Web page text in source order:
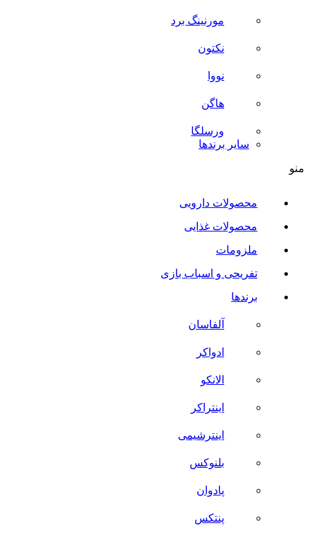
مورنینگ برد
نکتون
نووا
هاگن
ورسلگا
سایر برند‌ها
منو
محصولات دارویی
محصولات غذایی
ملزومات
تفریحی و اسباب بازی
برندها
آلفاسان
ادواکر
الانکو
اینتراکر
اینترشیمی
بلنوکس
پادوان
پنتکس